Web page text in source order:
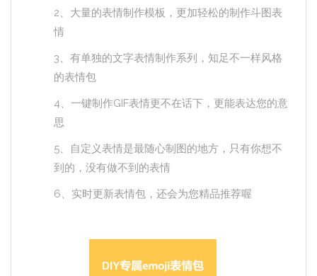
2、大量的表情制作模板，更加轻松的制作斗图表
情
3、有单独的文字表情制作系列，知足不一样风格
的表情包
4、一键制作GIF表情更不在话下，更能表达您的意
思
5、自定义表情是最随心制图的地方，只有你想不
到的，没有做不到的表情
6、实时更新表情包，还会为您精品推荐喔